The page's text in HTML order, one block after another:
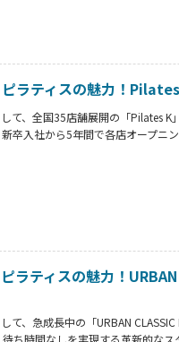
ラティスの魅力！
て、全国35店舗展開の「Pilates
卒入社から5年間で各店オープニ
イングとライブ感で参加者の表情
ラティスの魅力！
、急成長中の「URBAN CLASSIC
ち時間なしを実現する革新的な